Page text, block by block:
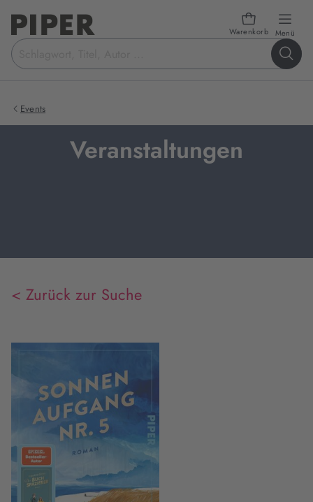
Warenkorb Menü
Suchbegriff
eingeben
Events
Veranstaltungen
< Zurück zur Suche